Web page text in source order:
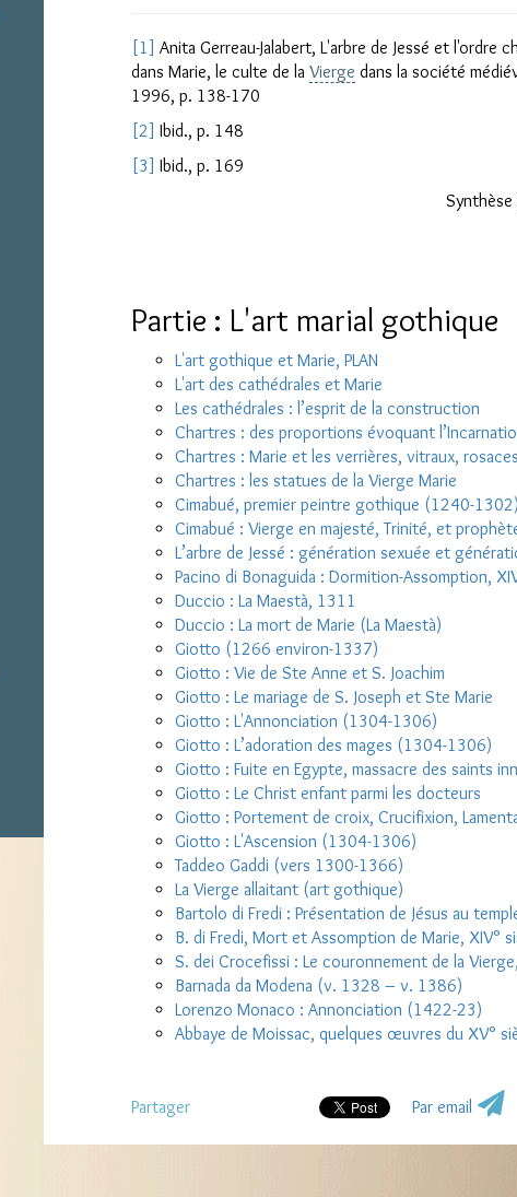
[1] Anita Gerreau-Jalabert, L'arbre de Jessé et l'ordre
dans Marie, le culte de la Vierge dans la société
1996, p. 138-170
[2] Ibid., p. 148
[3] Ibid., p. 169
Synthèse
Partie : L'art marial gothique
L'art gothique et Marie, PLAN
L'art des cathédrales et Marie
Les cathédrales : l’esprit de la construction
Chartres : des proportions évoquant
Chartres : Marie et les verrières, vitraux,
Chartres : les statues de la Vierge Marie
Cimabué, premier peintre gothique (1240-1302)
Cimabué : Vierge en majesté, Trinité, et
L’arbre de Jessé : génération sexuée et
Pacino di Bonaguida : Dormition-Assomption,
Duccio : La Maestà, 1311
Duccio : La mort de Marie (La Maestà)
Giotto (1266 environ-1337)
Giotto : Vie de Ste Anne et S. Joachim
Giotto : Le mariage de S. Joseph et Ste Marie
Giotto : L'Annonciation (1304-1306)
Giotto : L’adoration des mages (1304-1306)
Giotto : Fuite en Egypte, massacre des saints
Giotto : Le Christ enfant parmi les docteurs
Giotto : Portement de croix, Crucifixion,
Giotto : L'Ascension (1304-1306)
Taddeo Gaddi (vers 1300-1366)
La Vierge allaitant (art gothique)
Bartolo di Fredi : Présentation de Jésus au
B. di Fredi, Mort et Assomption de Marie, XIV°
S. dei Crocefissi : Le couronnement de la
Barnada da Modena (v. 1328 – v. 1386)
Lorenzo Monaco : Annonciation (1422-23)
Abbaye de Moissac, quelques œuvres du XV°
Partager Par email